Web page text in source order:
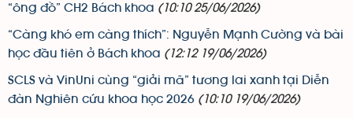
“ông đồ” CH2 Bách khoa (10:10 25/06/2026)
“Càng khó em càng thích”: Nguyễn Mạnh Cường và bài
học đầu tiên ở Bách khoa (12:12 19/06/2026)
SCLS và VinUni cùng “giải mã” tương lai xanh tại Diễn
đàn Nghiên cứu khoa học 2026 (10:10 19/06/2026)